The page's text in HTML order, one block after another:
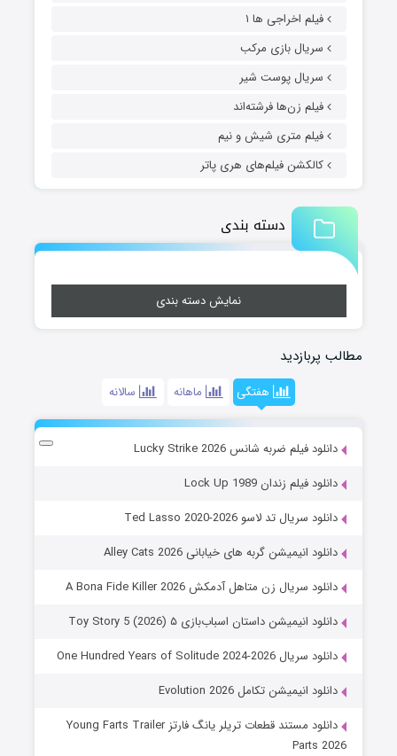
فیلم اخراجی ها ۱
سریال بازی مرکب
سریال پوست شیر
فیلم زن‌ها فرشته‌اند
فیلم متری شیش و نیم
کالکشن فیلم‌های هری پاتر
دسته بندی
نمایش دسته بندی
مطالب پربازدید
هفتگی ماهانه سالانه
دانلود فیلم ضربه شانس Lucky Strike 2026
دانلود فیلم زندان Lock Up 1989
دانلود سریال تد لاسو Ted Lasso 2020-2026
دانلود انیمیشن گربه های خیابانی Alley Cats 2026
دانلود سریال زن متاهل آدمکش A Bona Fide Killer 2026
دانلود انیمیشن داستان اسباب‌بازی ۵ Toy Story 5 (2026)
دانلود سریال One Hundred Years of Solitude 2024-2026
دانلود انیمیشن تکامل Evolution 2026
دانلود مستند قطعات تریلر یانگ فارتز Young Farts Trailer
Parts 2026